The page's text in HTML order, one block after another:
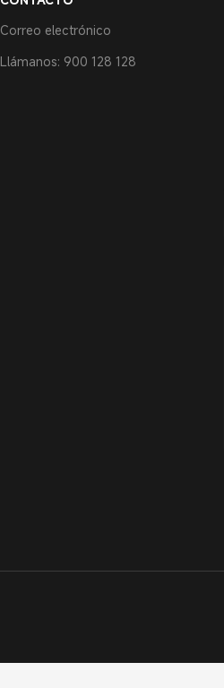
Correo electrónico
Llámanos: 900 128 128